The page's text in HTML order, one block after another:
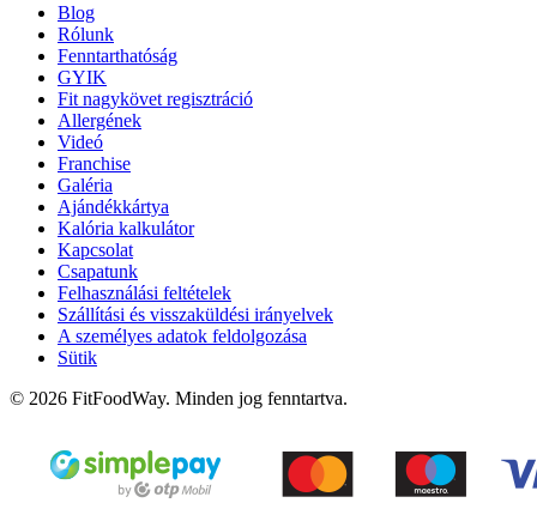
Blog
Rólunk
Fenntarthatóság
GYIK
Fit nagykövet regisztráció
Allergének
Videó
Franchise
Galéria
Ajándékkártya
Kalória kalkulátor
Kapcsolat
Csapatunk
Felhasználási feltételek
Szállítási és visszaküldési irányelvek
A személyes adatok feldolgozása
Sütik
© 2026 FitFoodWay. Minden jog fenntartva.